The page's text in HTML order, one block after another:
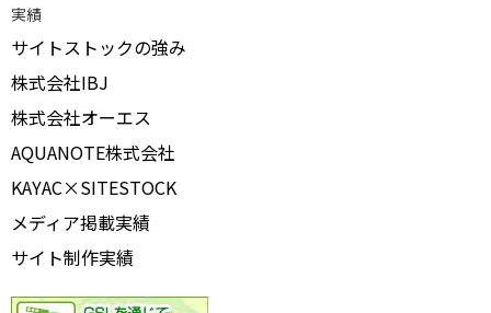
実績
サイトストックの強み
株式会社IBJ
株式会社オーエス
AQUANOTE株式会社
KAYAC×SITESTOCK
メディア掲載実績
サイト制作実績